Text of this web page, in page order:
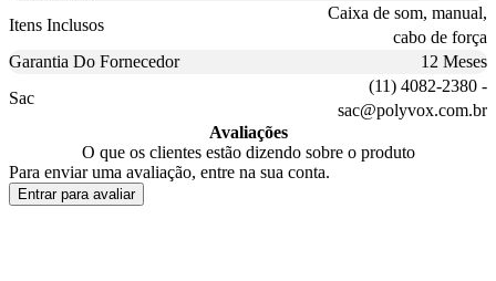
Itens Inclusos
Caixa de som, manual,
cabo de força
Garantia Do Fornecedor
12 Meses
Sac
(11) 4082-2380 -
sac@polyvox.com.br
Avaliações
O que os clientes estão dizendo sobre o produto
Para enviar uma avaliação, entre na sua conta.
Entrar para avaliar